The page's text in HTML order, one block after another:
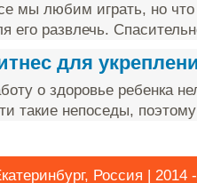
мы любим играть, но что
его развлечь.
для
о здоровье ребенка
такие непоседы,
Россия | 2014